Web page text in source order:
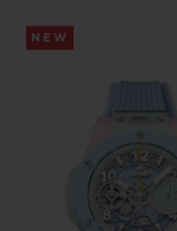
NEW
익스클루시브 서비스